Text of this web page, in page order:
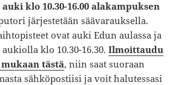
klo 10.30-16.00 alakampuksen
järjestetään säävarauksella.
ovat auki Edun aulassa ja
klo 10.30-16.30.Ilmoittaudu
tästä, niin saat suoraan
sähköpostiisi ja voit halutessasi